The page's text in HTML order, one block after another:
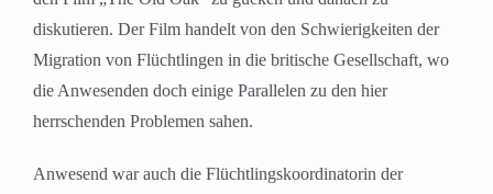
diskutieren. Der Film handelt von den Schwierigkeiten der
Migration von Flüchtlingen in die britische Gesellschaft, wo
die Anwesenden doch einige Parallelen zu den hier
herrschenden Problemen sahen.
Anwesend war auch die Flüchtlingskoordinatorin der